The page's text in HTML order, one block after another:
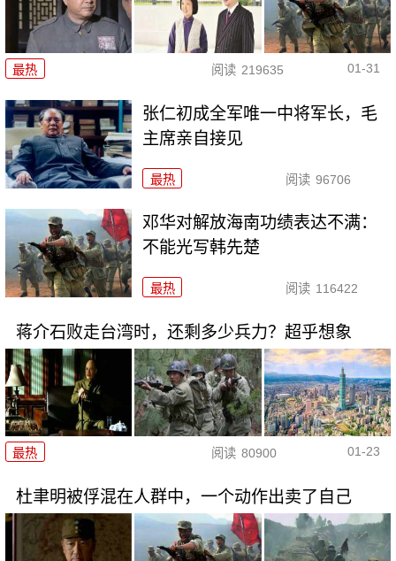
最热 阅读 219635 01-31
张仁初成全军唯一中将军长，毛
主席亲自接见
最热 阅读 96706
邓华对解放海南功绩表达不满：
不能光写韩先楚
最热 阅读 116422
蒋介石败走台湾时，还剩多少兵力？超乎想象
最热 阅读 80900 01-23
杜聿明被俘混在人群中，一个动作出卖了自己